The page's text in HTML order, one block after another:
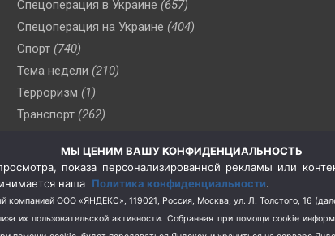
Спецоперация в Украине (657)
Спецоперация на Украине (404)
Спорт (740)
Тема недели (210)
Терроризм (1)
Транспорт (262)
(76)
Цены (2)
Школа и спорт (2)
Экология (8)
МЫ ЦЕНИМ ВАШУ КОНФИДЕНЦИАЛЬНОСТЬ
показа персонализированной рекламы или
наша Политика конфиденциальности.
компанией ООО «ЯНДЕКС», 119021, Россия, Москва, ул. Л. Толстого, 16
их пользовательской активности. Собранная при помощи cookie